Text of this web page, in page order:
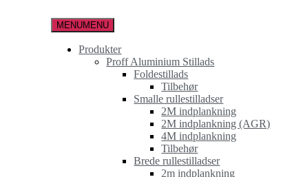
MENUMENU
Produkter
Proff Aluminium Stillads
Foldestillads
Tilbehør
Smalle rullestilladser
2M indplankning
2M indplankning (AGR)
4M indplankning
Tilbehør
Brede rullestilladser
2m indplankning